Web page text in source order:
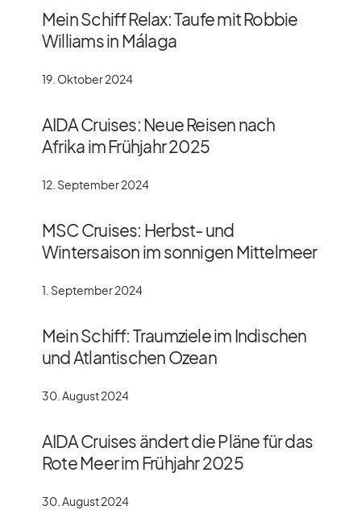
Mein Schiff Relax: Taufe mit Robbie
Williams in Málaga
19. Oktober 2024
AIDA Cruises: Neue Reisen nach
Afrika im Frühjahr 2025
12. September 2024
MSC Cruises: Herbst- und
Wintersaison im sonnigen Mittelmeer
1. September 2024
Mein Schiff: Traumziele im Indischen
und Atlantischen Ozean
30. August 2024
AIDA Cruises ändert die Pläne für das
Rote Meer im Frühjahr 2025
30. August 2024